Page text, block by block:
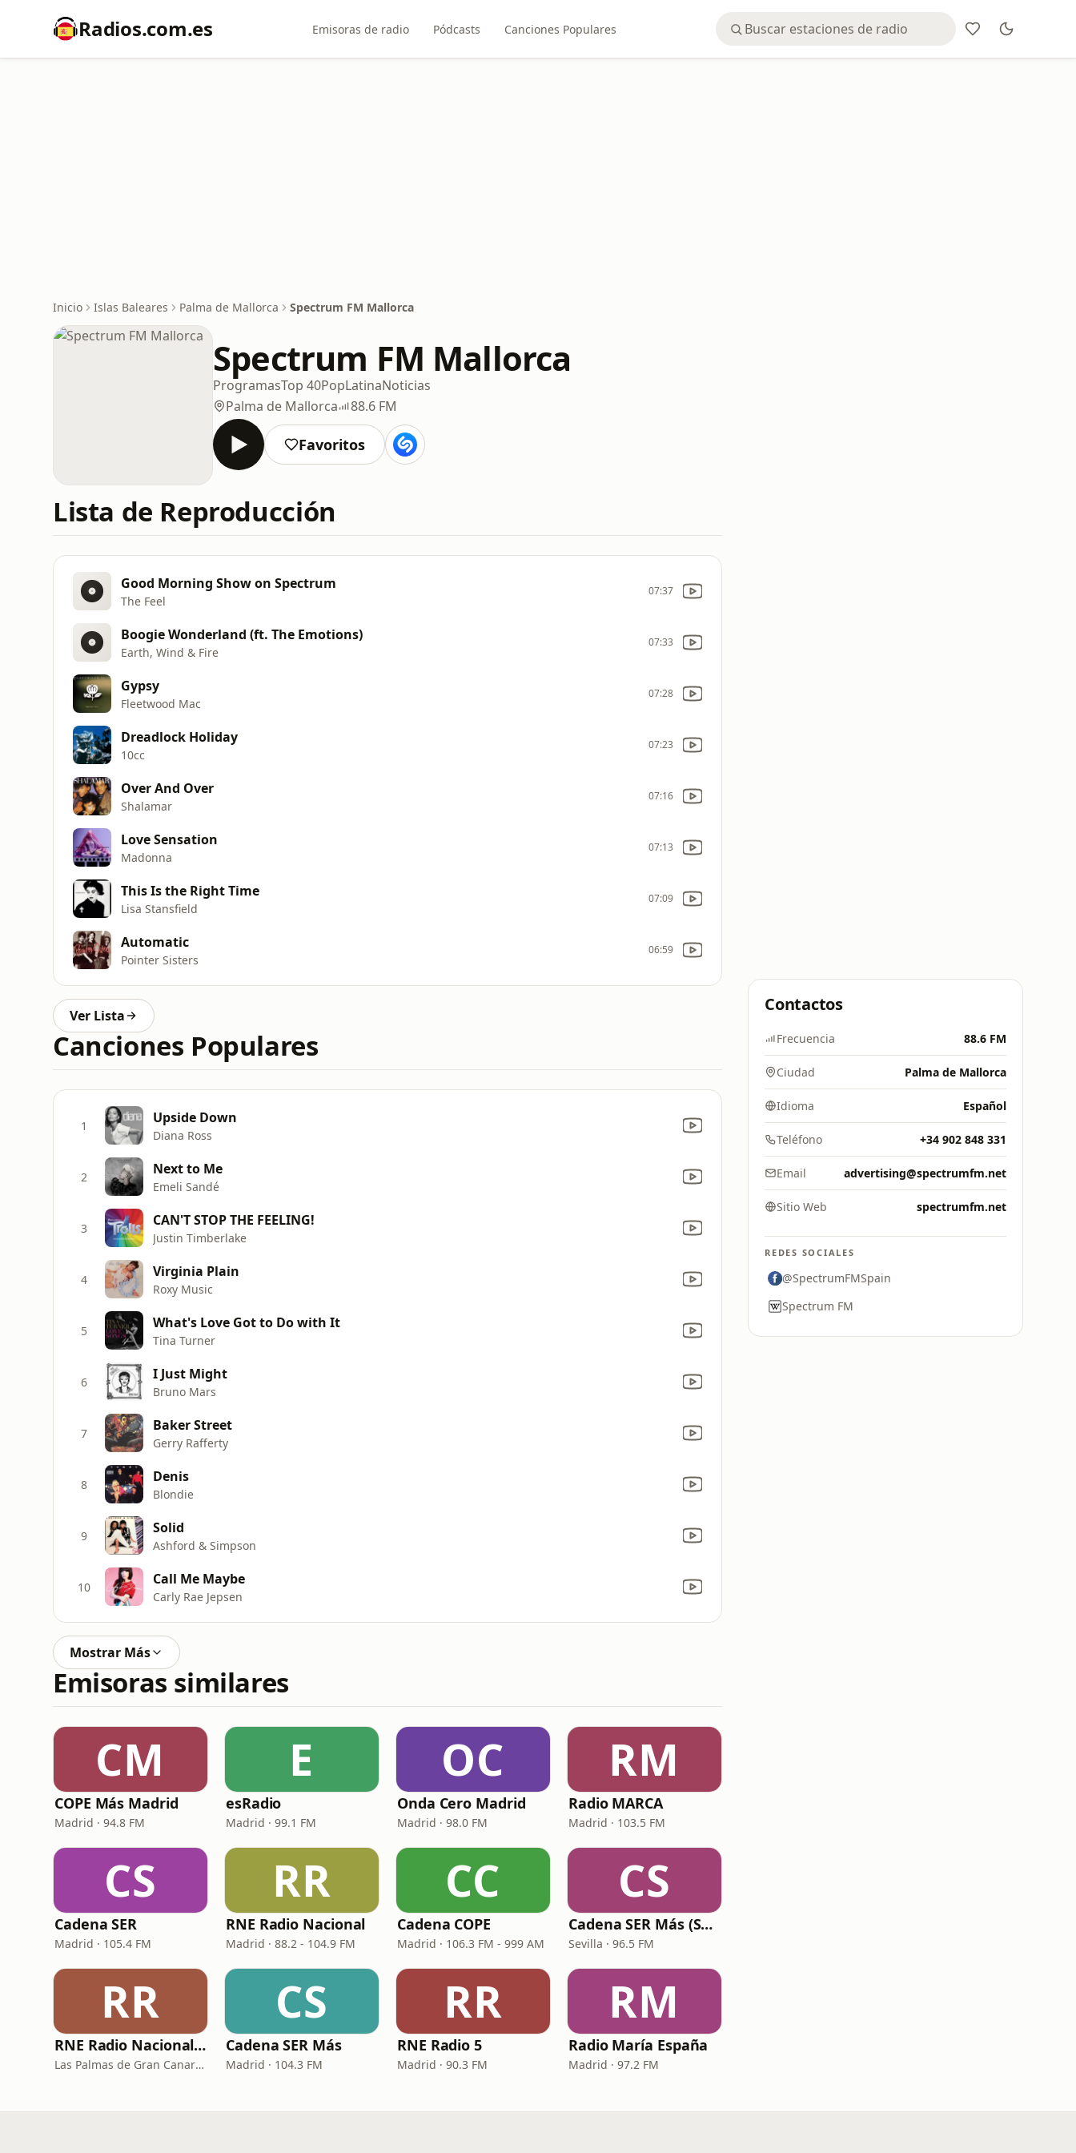
Radios.com.es Emisoras de radio Pódcasts Canciones Populares
Inicio Islas Baleares Palma de Mallorca Spectrum FM Mallorca
Spectrum FM Mallorca
ProgramasTop 40PopLatinaNoticias
Palma de Mallorca
88.6 FM
Favoritos
Lista de Reproducción
Good Morning Show on Spectrum
The Feel
07:37
Boogie Wonderland (ft. The Emotions)
Earth, Wind & Fire
07:33
Gypsy
Fleetwood Mac
07:28
Dreadlock Holiday
10cc
07:23
Over And Over
Shalamar
07:16
Love Sensation
Madonna
07:13
This Is the Right Time
Lisa Stansfield
07:09
Automatic
Pointer Sisters
06:59
Ver Lista
Canciones Populares
1 Upside Down
Diana Ross
2 Next to Me
Emeli Sandé
3 CAN'T STOP THE FEELING!
Justin Timberlake
4 Virginia Plain
Roxy Music
5 What's Love Got to Do with It
Tina Turner
6 I Just Might
Bruno Mars
7 Baker Street
Gerry Rafferty
8 Denis
Blondie
9 Solid
Ashford & Simpson
10 Call Me Maybe
Carly Rae Jepsen
Mostrar Más
Emisoras similares
CM
COPE Más Madrid
Madrid · 94.8 FM
E
esRadio
Madrid · 99.1 FM
OC
Onda Cero Madrid
Madrid · 98.0 FM
RM
Radio MARCA
Madrid · 103.5 FM
CS
Cadena SER
Madrid · 105.4 FM
RR
RNE Radio Nacional
Madrid · 88.2 - 104.9 FM
CC
Cadena COPE
Madrid · 106.3 FM - 999 AM
CS
Cadena SER Más (SER+ Sevilla)
Sevilla · 96.5 FM
RR
RNE Radio Nacional - Canarias
Las Palmas de Gran Canaria · 92.8 FM
CS
Cadena SER Más
Madrid · 104.3 FM
RR
RNE Radio 5
Madrid · 90.3 FM
RM
Radio María España
Madrid · 97.2 FM
Contactos
Frecuencia 88.6 FM
Ciudad Palma de Mallorca
Idioma Español
Teléfono +34 902 848 331
Email advertising@spectrumfm.net
Sitio Web spectrumfm.net
REDES SOCIALES
@SpectrumFMSpain
Spectrum FM